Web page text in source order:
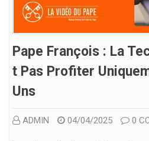
Pape François : La
T Pas Profiter
Uns
ADMIN 04/04/2025 0